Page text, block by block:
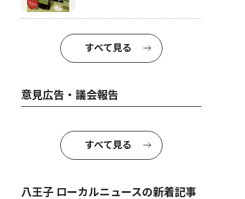
すべて見る
意見広告・議会報告
すべて見る
八王子 ローカルニュースの新着記事